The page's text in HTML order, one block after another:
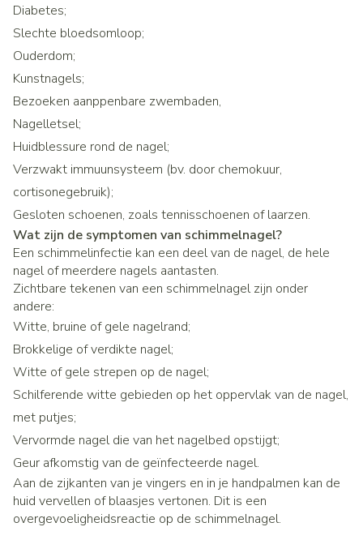
Diabetes;
Slechte bloedsomloop;
Ouderdom;
Kunstnagels;
Bezoeken aanppenbare zwembaden,
Nagelletsel;
Huidblessure rond de nagel;
Verzwakt immuunsysteem (bv. door chemokuur,
cortisonegebruik);
Gesloten schoenen, zoals tennisschoenen of laarzen.
Wat zijn de symptomen van schimmelnagel?
Een schimmelinfectie kan een deel van de nagel, de hele
nagel of meerdere nagels aantasten.
Zichtbare tekenen van een schimmelnagel zijn onder
andere:
Witte, bruine of gele nagelrand;
Brokkelige of verdikte nagel;
Witte of gele strepen op de nagel;
Schilferende witte gebieden op het oppervlak van de nagel,
met putjes;
Vervormde nagel die van het nagelbed opstijgt;
Geur afkomstig van de geïnfecteerde nagel.
Aan de zijkanten van je vingers en in je handpalmen kan de
huid vervellen of blaasjes vertonen. Dit is een
overgevoeligheidsreactie op de schimmelnagel.